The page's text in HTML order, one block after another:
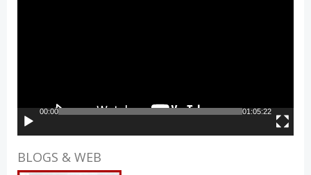
00:00 01:05:22
BLOGS & WEB